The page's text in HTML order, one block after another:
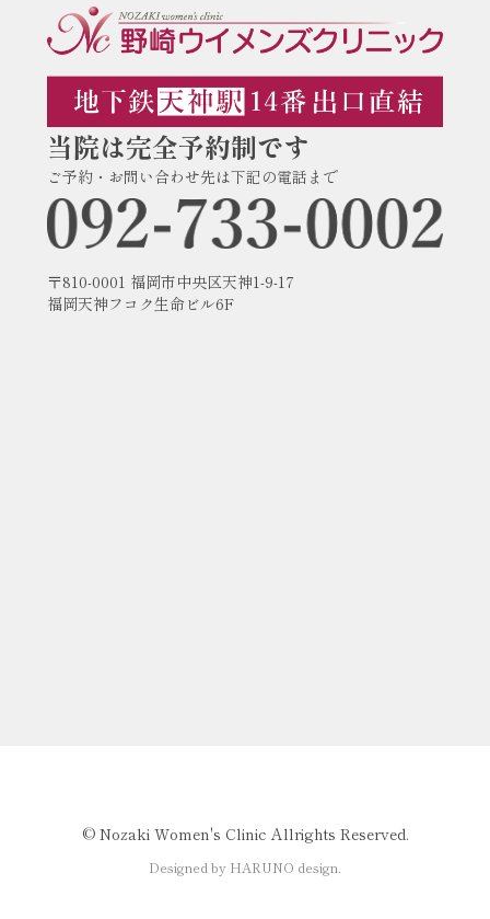
当院は完全予約制です
ご予約・お問い合わせ先は下記の電話まで
〒810-0001 福岡市中央区天神1-9-17
福岡天神フコク生命ビル6F
©️ Nozaki Women's Clinic Allrights Reserved.
Designed by HARUNO design.